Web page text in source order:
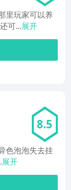
里玩家可以养
可...展开
8.5
色泡泡失去挂
展开